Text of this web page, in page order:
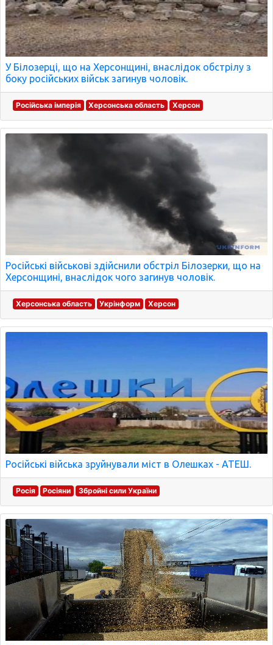
У Білозерці, що на Херсонщині, внаслідок обстрілу з
боку російських військ загинув чоловік.
Російська імперія Херсонська область Херсон
Російські військові здійснили обстріл Білозерки, що на
Херсонщині, внаслідок чого загинув чоловік.
Херсонська область Укрінформ Херсон
Російські війська зруйнували міст в Олешках - АТЕШ.
Росія Росіяни Збройні сили України